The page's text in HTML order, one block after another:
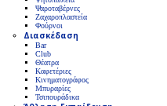
Ψαροταβέρνες
Ζαχαροπλαστεία
Φούρνοι
Διασκέδαση
Bar
Club
Θέατρα
Καφετέριες
Κινηματογράφος
Μπυραρίες
Τσιπουράδικα